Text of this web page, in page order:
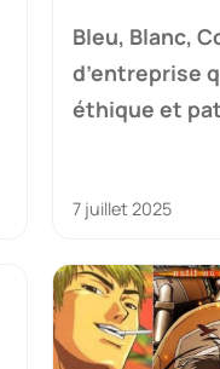
Bleu, Blanc,
d’entreprise
éthique et
7 juillet 2025